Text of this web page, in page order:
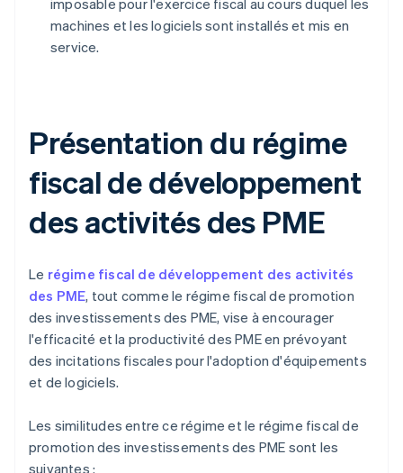
imposable pour l'exercice fiscal au cours duquel les
machines et les logiciels sont installés et mis en
service.
Présentation du régime
fiscal de développement
des activités des PME
Le régime fiscal de développement des activités
des PME, tout comme le régime fiscal de promotion
des investissements des PME, vise à encourager
l'efficacité et la productivité des PME en prévoyant
des incitations fiscales pour l'adoption d'équipements
et de logiciels.
Les similitudes entre ce régime et le régime fiscal de
promotion des investissements des PME sont les
suivantes :